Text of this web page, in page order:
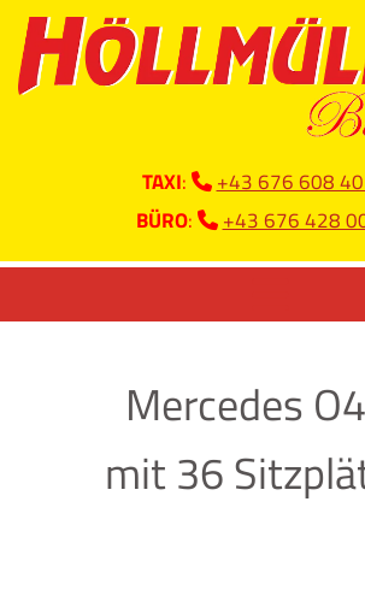
TAXI:  +43 676 608
BÜRO:  +43 676 428
Mercedes
mit 36